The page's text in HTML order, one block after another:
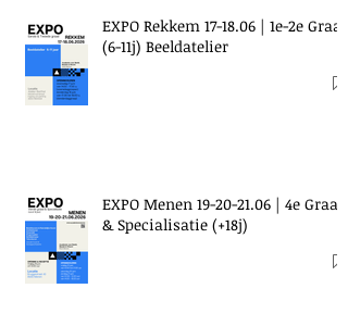
EXPO Rekkem 17-18.06 | 1e-2e Graad
(6-11j) Beeldatelier
EXPO Menen 19-20-21.06 | 4e Graad
& Specialisatie (+18j)